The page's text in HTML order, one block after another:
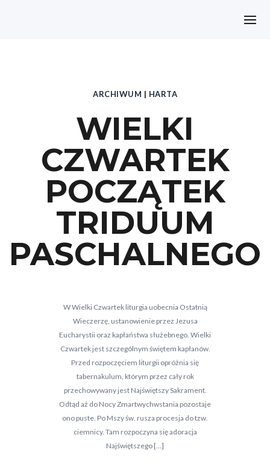
ARCHIWUM | HARTA
WIELKI
CZWARTEK
POCZĄTEK
TRIDUUM
PASCHALNEGO
W Wielki Czwartek liturgia uobecnia Ostatnią
Wieczerzę, ustanowienie przez Jezusa
Eucharystii oraz kapłaństwa służebnego. Wielki
Czwartek jest szczególnym świętem kapłanów.
Przed rozpoczęciem liturgii opróżnia się
tabernakulum, którym przez cały rok
przechowywany jest Najświętszy Sakrament.
Odtąd aż do Nocy Zmartwychwstania pozostaje
ono puste. Po Mszy św. rusza procesja do tzw.
ciemnicy. Tam rozpoczyna się adoracja
Najświętszego […]